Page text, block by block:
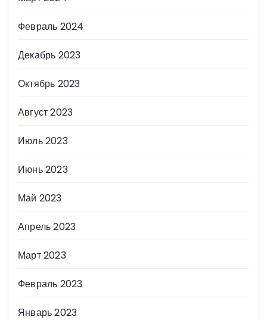
Февраль 2024
Декабрь 2023
Октябрь 2023
Август 2023
Июль 2023
Июнь 2023
Май 2023
Апрель 2023
Март 2023
Февраль 2023
Январь 2023